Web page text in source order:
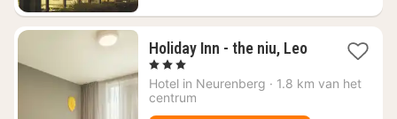
Holiday Inn - the niu, Leo1
vanaf
, 3 Sterren
Hotel in Neurenberg · 1.8 km van het
centrum